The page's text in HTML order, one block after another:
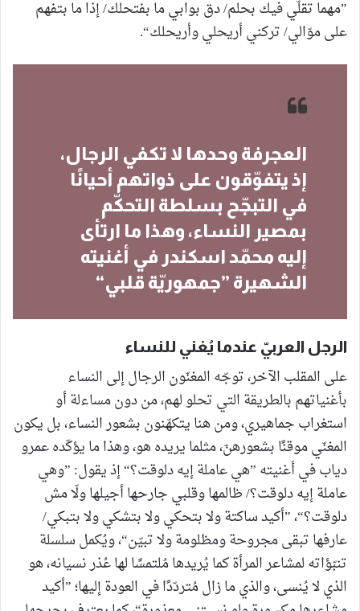
”مهما تقلّي فيك بحلم/ دق بوابي ما بفتحلك/ إذا ما بتفهم
على موّالي/ تركني أريحلي وأريحلك“.
العجرفة وحدها لا تكفي الرجال،
إذ يتفوّقون على ذواتهم أحيانًا
في التبجّح بسلطة التحكّم
بمصير النساء، وهذا ما ارتأى
إليه محمّد اسكندر في أغنيته
الشهيرة ”جمهوريّة قلبي“
الرجل العربيّ عندما يُغني للنساء
على المقلب الآخر، توجّه المغنّون الرجال إلى النساء
بأغنياتهم بالطريقة التي تحلو لهم، من دون مساءلة أو
استغراب جماهيري، ومن هنا يتكهّنون بشعور النساء، بل يكون
المغنّي موقنًا بشعورهنّ، مثلما يريده هو، وهذا ما يؤكّده عمرو
دياب في أغنيته ”هي عاملة إيه دلوقت؟“ إذ يقول: ”وهي
عاملة إيه دلوقت؟/ ظالمها وقلبي جارحها أجيلها ولّا مش
دلوقت؟“، ”أكيد ساكتة ولا بتحكي ولا بتشكي ولا بتبكي/
عارفها تبقى مجروحة ومظلومة ولا تبيّن“، ويُكمل سلسلة
تنبّؤاته لمشاعر المرأة كما يُريدها مُلتمسًا لها عُذر نسيانه، هو
الذي لا يُنسى، والذي ما زال مُتردّدًا في العودة إليها؛ ”أكيد